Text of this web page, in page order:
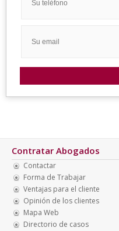
Contratar Abogados
Contactar
Forma de Trabajar
Ventajas para el cliente
Opinión de los clientes
Mapa Web
Directorio de casos